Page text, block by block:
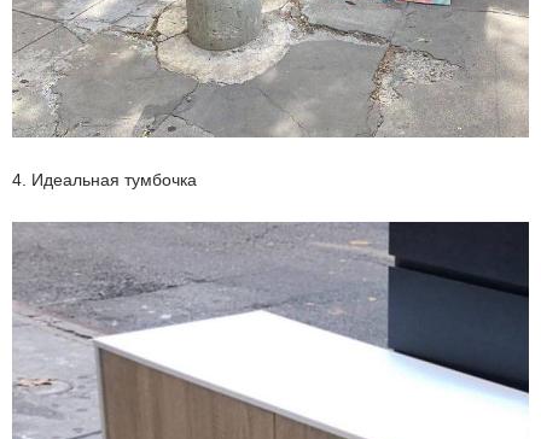
4. Идеальная тумбочка